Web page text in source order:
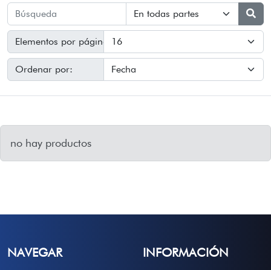
Elementos por página:
Ordenar por:
no hay productos
NAVEGAR INFORMACIÓN